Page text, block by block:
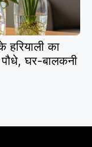
का
घर-बालकनी